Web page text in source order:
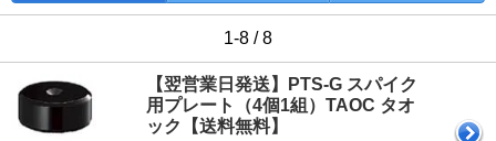
1-8 / 8
【翌営業日発送】PTS-G スパイク
用プレート（4個1組）TAOC タオ
ック【送料無料】